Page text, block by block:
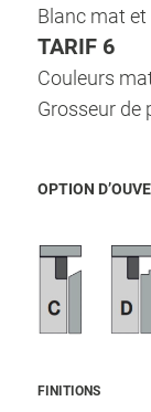
Blanc mat
TARIF 6
Couleurs
Grosseur de
OPTION
FINITIONS